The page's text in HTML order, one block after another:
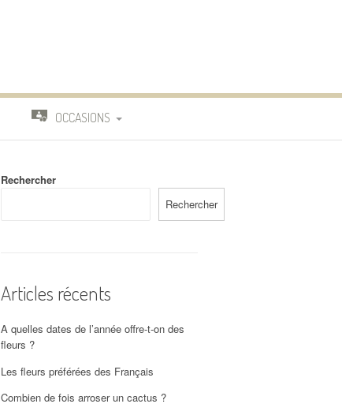
OCCASIONS
Rechercher
Rechercher
Articles récents
A quelles dates de l’année offre-t-on des
fleurs ?
Les fleurs préférées des Français
Combien de fois arroser un cactus ?